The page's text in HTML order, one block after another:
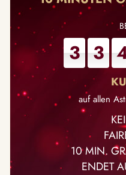
3 3
auf allen
10 MIN.
ENDET